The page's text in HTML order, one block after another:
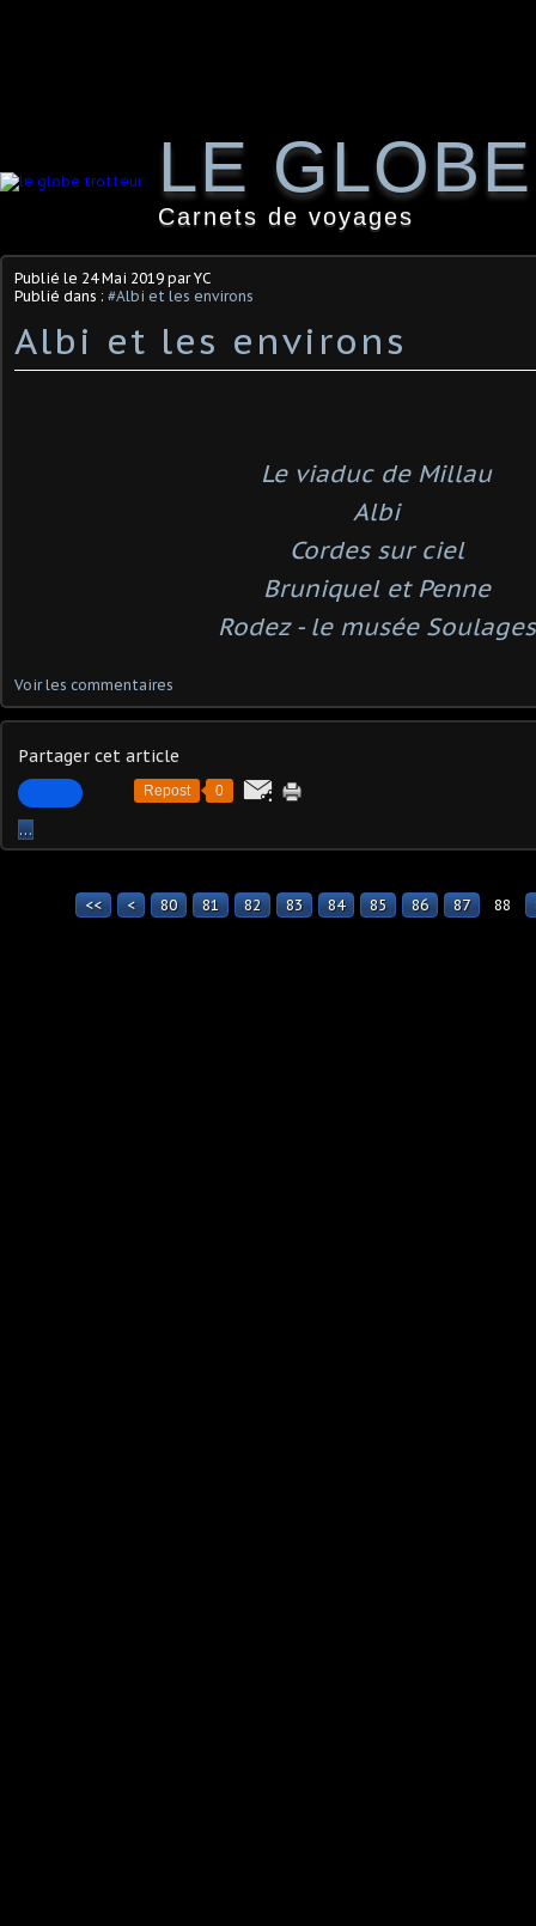
LE
Carnets de voyages
Publié le 24 Mai 2019 par YC
Publié dans : #Albi et les environs
Albi et les environs
Le viaduc de Millau
Albi
Cordes sur ciel
Bruniquel et Penne
Rodez - le musée Soulages
Voir les commentaires
Partager cet article
Repost 0
…
<< < 10
20
30
40
50
60
70
80 81 82 83 84 85 86 87 88